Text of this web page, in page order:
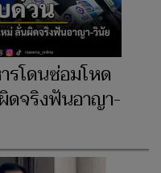
โดนซ่อมโหด
ดจริงฟันอาญา-